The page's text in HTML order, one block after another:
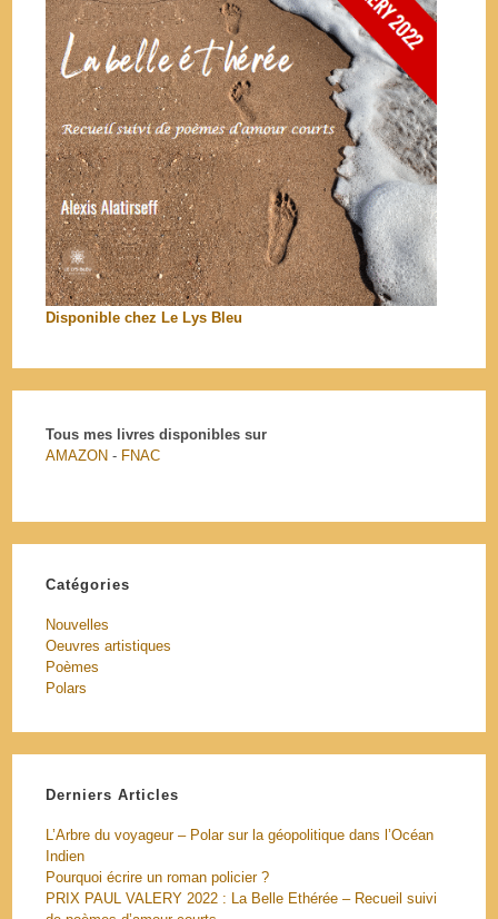
Disponible chez Le Lys Bleu
Tous mes livres disponibles sur
AMAZON- FNAC
Catégories
Nouvelles
Oeuvres artistiques
Poèmes
Polars
Derniers Articles
L’Arbre du voyageur – Polar sur la géopolitique dans l’Océan
Indien
Pourquoi écrire un roman policier ?
PRIX PAUL VALERY 2022 : La Belle Ethérée – Recueil suivi